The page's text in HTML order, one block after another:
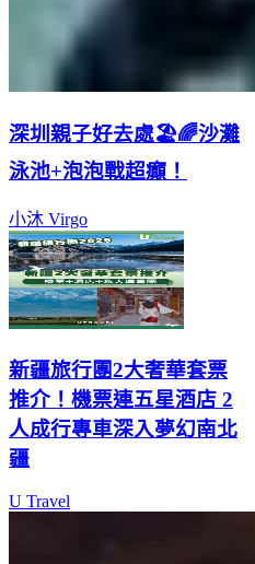
深圳親子好去處🏖️🌈沙灘
泳池+泡泡戰超癲！
小沐 Virgo
新疆旅行團2大奢華套票
推介！機票連五星酒店 2
人成行專車深入夢幻南北
疆
U Travel